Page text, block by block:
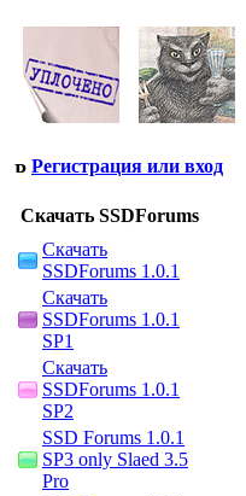
Регистрация или вход
Скачать SSDForums
Скачать
SSDForums 1.0.1
Скачать
SSDForums 1.0.1
SP1
Скачать
SSDForums 1.0.1
SP2
SSD Forums 1.0.1
SP3 only Slaed 3.5
Pro